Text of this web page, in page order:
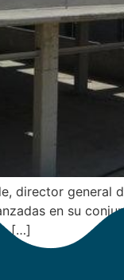
director general
en su
[…]